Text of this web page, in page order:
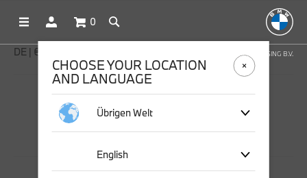
0
OFFICIAL BMW LIFESTYLE SHOP OPERATED BY STICHD SPORTMERCHANDISING B.V.
DE | € EUR
SOCIAL MEDIA
CHOOSE YOUR LOCATION
AND LANGUAGE
Übrigen Welt
English